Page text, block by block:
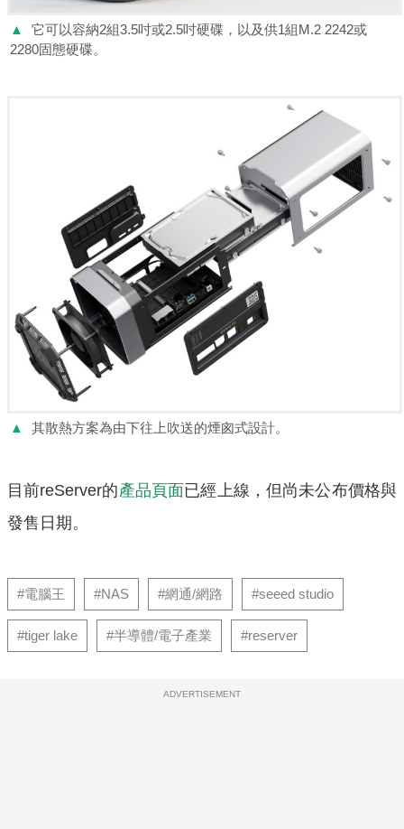
▲
它可以容納2組3.5吋或2.5吋硬碟，以及供1組M.2 2242或
2280固態硬碟。
▲ 其散熱方案為由下往上吹送的煙囪式設計。
目前reServer的產品頁面已經上線，但尚未公布價格與
發售日期。
#電腦王 #NAS #網通/網路 #seeed studio
#tiger lake #半導體/電子產業 #reserver
ADVERTISEMENT